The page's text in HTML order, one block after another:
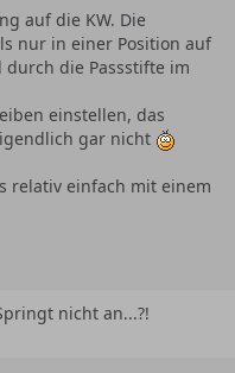
auf die KW. Die
nur in einer Position auf
die Passstifte im
einstellen, das
gar nicht
relativ einfach mit einem
nicht an...?!